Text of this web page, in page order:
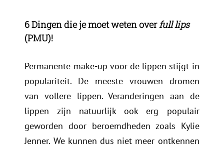
6 Dingen die je moet weten overfull lips
(PMU)!
Permanente make-up voor de lippen stijgt in
populariteit. De meeste vrouwen dromen
van vollere lippen. Veranderingen aan de
lippen zijn natuurlijk ook erg populair
geworden door beroemdheden zoals Kylie
Jenner. We kunnen dus niet meer ontkennen